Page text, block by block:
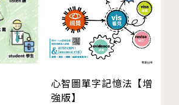
字、句法及翻譯技巧，循序漸進！
進的方式編排，先帶領讀者從「讀
，了解新聞英文的文體、用字、句
的特色後，接著以專業翻譯教學的角
的翻譯策略，如詞彙的音譯、意譯、
色
(Expanded Simple Sentences)
(Reduced Adverbial Clauses)
(Direct and Indirect Quotation
心智圖單字記憶法【增
強版】